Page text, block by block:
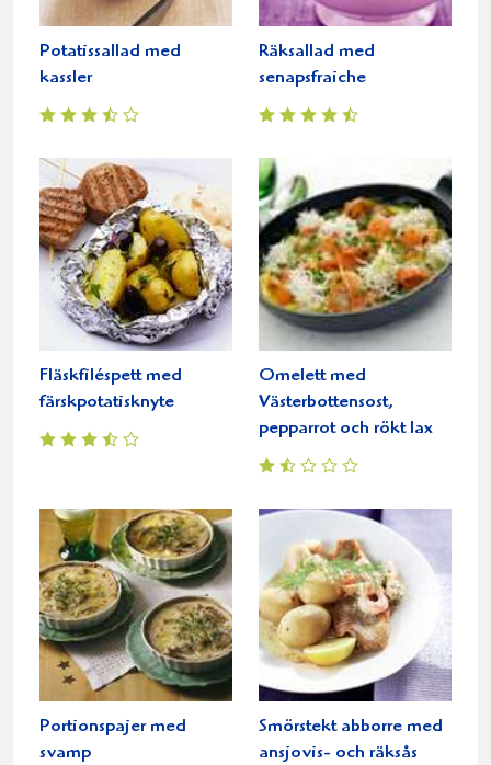
Potatissallad med
kassler
Räksallad med
senapsfraiche
Fläskfiléspett med
färskpotatisknyte
Omelett med
Västerbottensost,
pepparrot och rökt lax
Portionspajer med
svamp
Smörstekt abborre med
ansjovis- och räksås